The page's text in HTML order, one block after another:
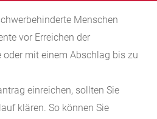
Menschen
vor Erreichen der
oder mit einem Abschlag bis zu
einreichen, sollten Sie
klären. So können Sie